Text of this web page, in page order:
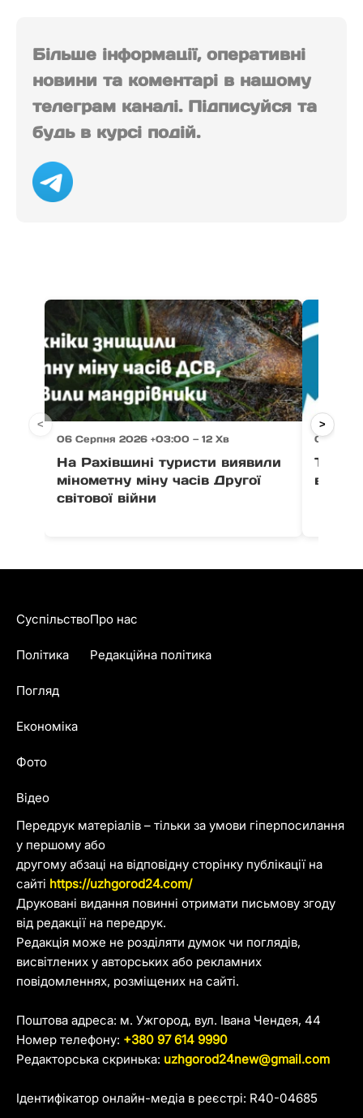
Більше інформації, оперативні
новини та коментарі в нашому
телеграм каналі. Підписуйся та
будь в курсі подій.
06 Серпня 2026 +03:00 — 12 Хв
На Рахівщині туристи виявили
мінометну міну часів Другої
світової війни
06
< >
Передрук матеріалів – тільки за умови гіперпосилання
у першому або
другому абзаці на відповідну сторінку публікації на
сайті https://uzhgorod24.com/
Друковані видання повинні отримати письмову згоду
від редакції на передрук.
Редакція може не розділяти думок чи поглядів,
висвітлених у авторських або рекламних
повідомленнях, розміщених на сайті.
Поштова адреса: м. Ужгород, вул. Івана Чендея, 44
Номер телефону: +380 97 614 9990
Редакторська скринька: uzhgorod24new@gmail.com
Ідентифікатор онлайн-медіа в реєстрі: R40-04685
Суспільство
Політика
Погляд
Економіка
Фото
Відео
Про нас
Редакційна політика